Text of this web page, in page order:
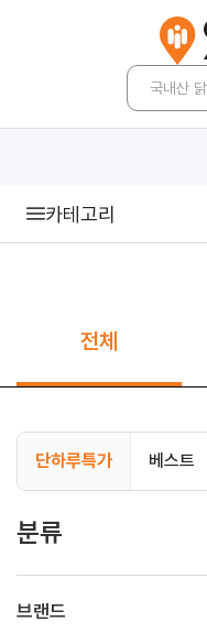
카테고리
조미료류
음료류
전체
단하루특가 베스트
분류
브랜드